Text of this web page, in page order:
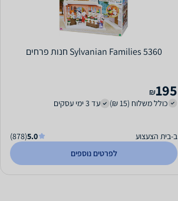
Sylvanian Families 5360 חנות פרחים
195
₪
כולל משלוח (15 ₪)
עד 3 ימי עסקים
ב-בית הצעצוע 5.0
(878)
לפרטים נוספים